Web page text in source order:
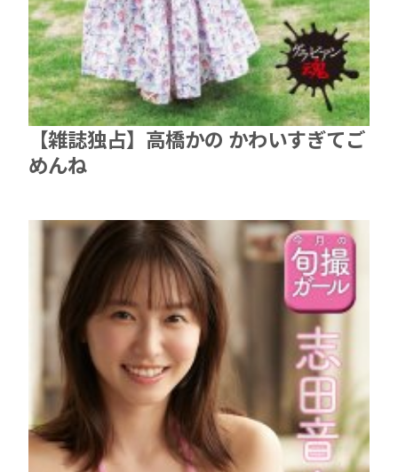
【雑誌独占】高橋かの かわいすぎてご
めんね